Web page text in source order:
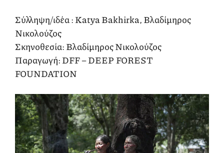
Σύλληψη/ιδέα : Katya Bakhirka, Βλαδίμηρος
Νικολούζος
Σκηνοθεσία: Βλαδίμηρος Νικολούζος
Παραγωγή: DFF – DEEP FOREST
FOUNDATION